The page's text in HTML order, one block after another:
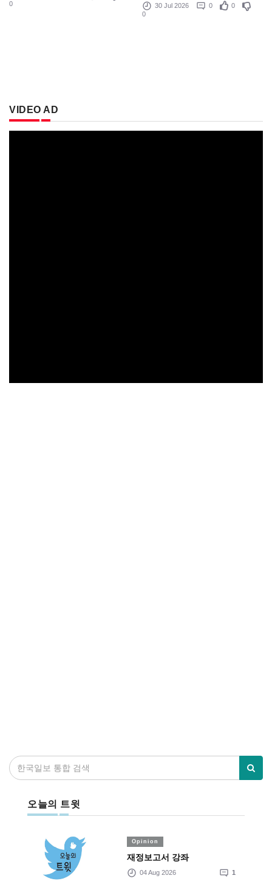
0 30 Jul 2026 0
0
0
VIDEO AD
오늘의 트윗
Opinion
재정보고서 강좌
04 Aug 2026 1